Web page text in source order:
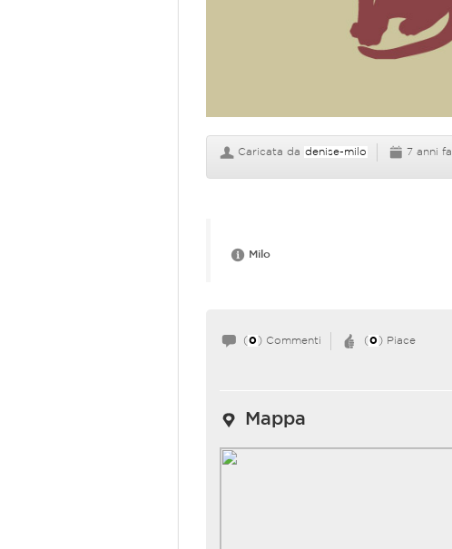
Caricata da denise-milo 7 anni fa
Milo
( 0 ) Commenti ( 0 ) Piace
Mappa